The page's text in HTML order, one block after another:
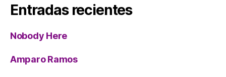
Entradas recientes
Nobody Here
Amparo Ramos